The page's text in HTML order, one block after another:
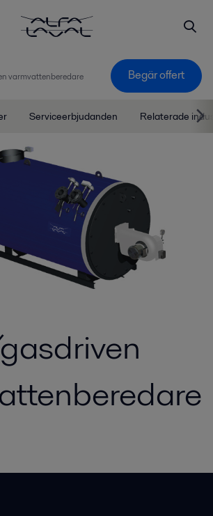
varmvattenberedare Begär offert
Serviceerbjudanden Relaterade